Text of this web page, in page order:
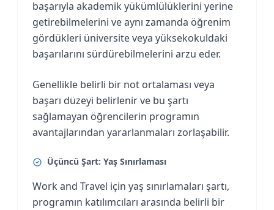
başarıyla akademik yükümlülüklerini yerine
getirebilmelerini ve aynı zamanda öğrenim
gördükleri üniversite veya yüksekokuldaki
başarılarını sürdürebilmelerini arzu eder.
Genellikle belirli bir not ortalaması veya
başarı düzeyi belirlenir ve bu şartı
sağlamayan öğrencilerin programın
avantajlarından yararlanmaları zorlaşabilir.
Üçüncü Şart: Yaş Sınırlaması
Work and Travel için yaş sınırlamaları şartı,
programın katılımcıları arasında belirli bir